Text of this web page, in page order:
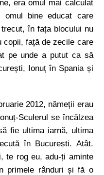
era omul mai calculat
bine educat care
în fața blocului nu
copii, față de zecile care
pe unde a putut ca să
Ionuț în Spania și
2012, nămeții erau
Sculerul se încălzea
fie ultima iarnă, ultima
în București. Atât.
te rog eu, adu-ți aminte
primele rânduri și fă o